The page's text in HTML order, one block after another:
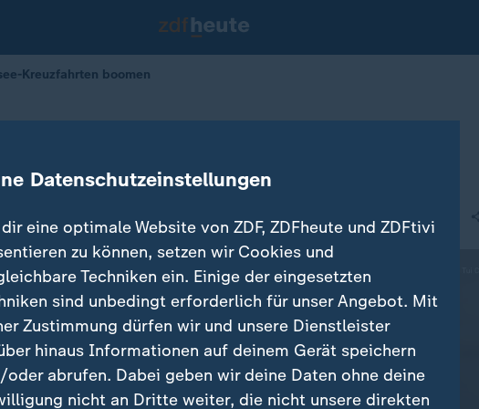
Kreuzfahrten boomen
boomen
Datenschutzeinstellungen
eine optimale Website von ZDF, ZDFheute und ZDFtivi
zu können, setzen wir Cookies und
Techniken ein. Einige der eingesetzten
sind unbedingt erforderlich für unser Angebot. Mit
Zustimmung dürfen wir und unsere Dienstleister
hinaus Informationen auf deinem Gerät speichern
oder abrufen. Dabei geben wir deine Daten ohne deine
nicht an Dritte weiter, die nicht unsere direkten